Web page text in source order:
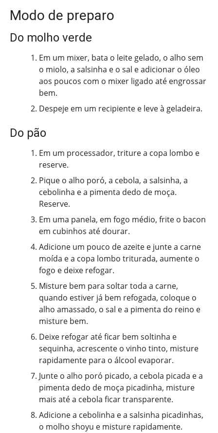
Modo de preparo
Do molho verde
Em um mixer, bata o leite gelado, o alho sem
o miolo, a salsinha e o sal e adicionar o óleo
aos poucos com o mixer ligado até engrossar
bem.
Despeje em um recipiente e leve à geladeira.
Do pão
Em um processador, triture a copa lombo e
reserve.
Pique o alho poró, a cebola, a salsinha, a
cebolinha e a pimenta dedo de moça.
Reserve.
Em uma panela, em fogo médio, frite o bacon
em cubinhos até dourar.
Adicione um pouco de azeite e junte a carne
moída e a copa lombo triturada, aumente o
fogo e deixe refogar.
Misture bem para soltar toda a carne,
quando estiver já bem refogada, coloque o
alho amassado, o sal e a pimenta do reino e
misture bem.
Deixe refogar até ficar bem soltinha e
sequinha, acrescente o vinho tinto, misture
rapidamente para o álcool evaporar.
Junte o alho poró picado, a cebola picada e a
pimenta dedo de moça picadinha, misture
mais até a cebola ficar transparente.
Adicione a cebolinha e a salsinha picadinhas,
o molho shoyu e misture rapidamente.